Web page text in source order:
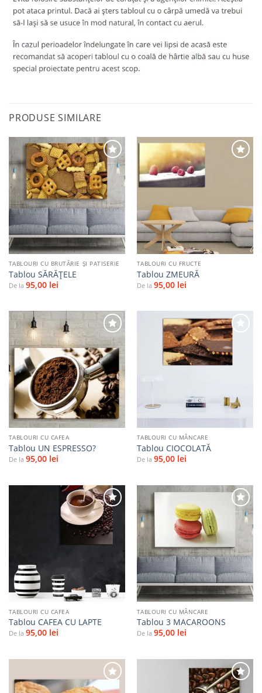
PRODUSE SIMILARE
Adaugă
la
favorite
TABLOURI CU BRUTĂRIE ŞI PATISERIE
Tablou SĂRĂŢELE
De la 95,00 lei
TABLOURI CU FRUCTE
Tablou ZMEURĂ
De la 95,00 lei
Adaugă
la
favorite
TABLOURI CU CAFEA
Tablou UN ESPRESSO?
De la 95,00 lei
Adaugă
TABLOURI CU MÂNCARE
Tablou CIOCOLATĂ
De la 95,00 lei
Adaugă
la
TABLOURI CU CAFEA
Tablou CAFEA CU LAPTE
De la 95,00 lei
favorite
TABLOURI CU MÂNCARE
Tablou 3 MACAROONS
De la 95,00 lei